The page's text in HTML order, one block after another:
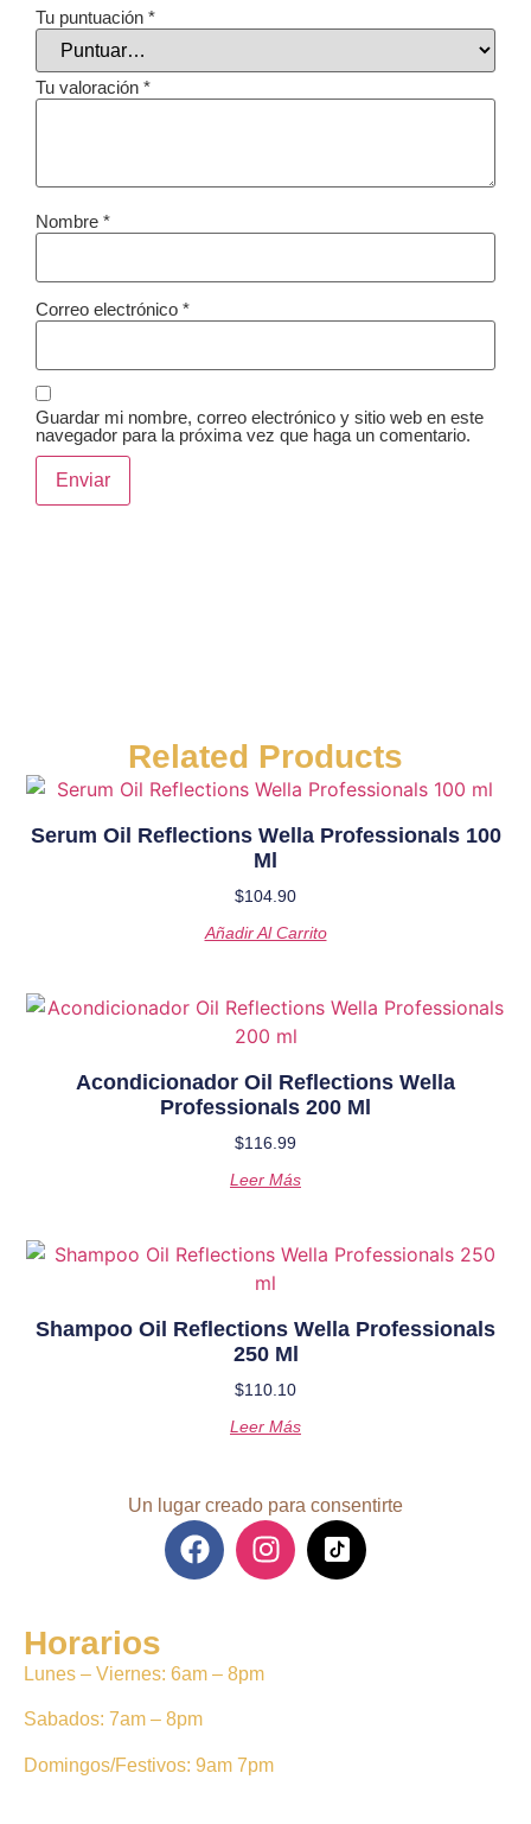
Tu puntuación *
Tu valoración *
Nombre *
Correo electrónico *
Guardar mi nombre, correo electrónico y sitio web en este
navegador para la próxima vez que haga un comentario.
Related Products
Serum Oil Reflections Wella Professionals 100
Ml
$104.90
Añadir Al Carrito
Acondicionador Oil Reflections Wella
Professionals 200 Ml
$116.99
Leer Más
Shampoo Oil Reflections Wella Professionals
250 Ml
$110.10
Leer Más
Un lugar creado para consentirte
Horarios
Lunes – Viernes: 6am – 8pm
Sabados: 7am – 8pm
Domingos/Festivos: 9am 7pm